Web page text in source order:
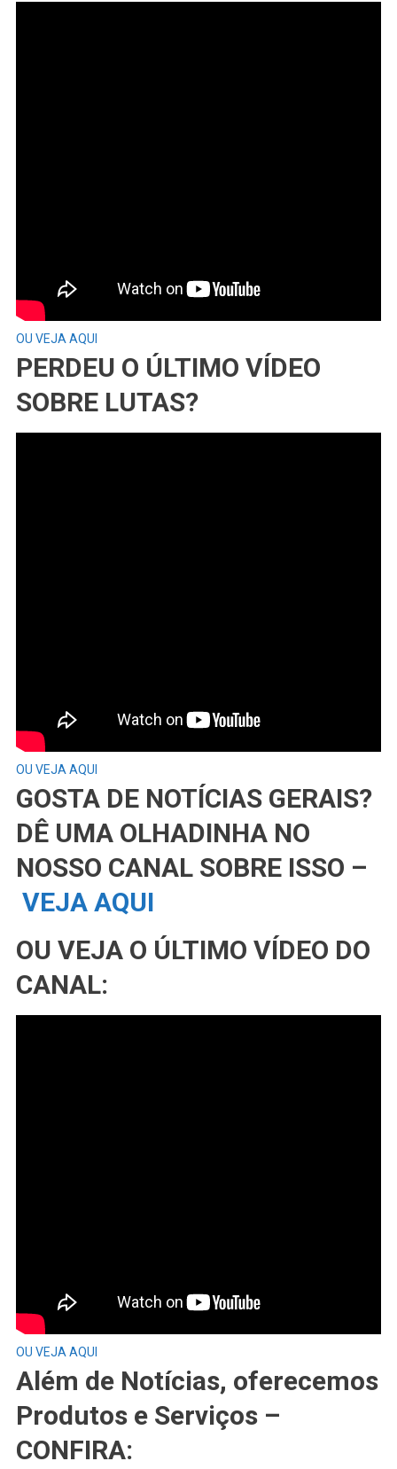
OU VEJA AQUI
PERDEU O ÚLTIMO VÍDEO
SOBRE LUTAS?
OU VEJA AQUI
GOSTA DE NOTÍCIAS GERAIS?
DÊ UMA OLHADINHA NO
NOSSO CANAL SOBRE ISSO –
VEJA AQUI
OU VEJA O ÚLTIMO VÍDEO DO
CANAL:
OU VEJA AQUI
Além de Notícias, oferecemos
Produtos e Serviços –
CONFIRA: